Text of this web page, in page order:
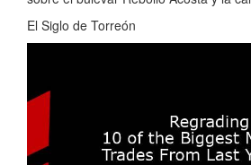
El Siglo de Torreón